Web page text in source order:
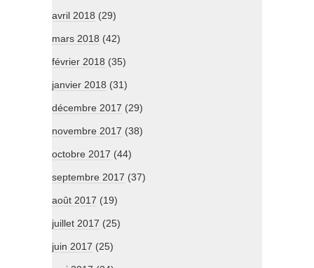
avril 2018 (29)
mars 2018 (42)
février 2018 (35)
janvier 2018 (31)
décembre 2017 (29)
novembre 2017 (38)
octobre 2017 (44)
septembre 2017 (37)
août 2017 (19)
juillet 2017 (25)
juin 2017 (25)